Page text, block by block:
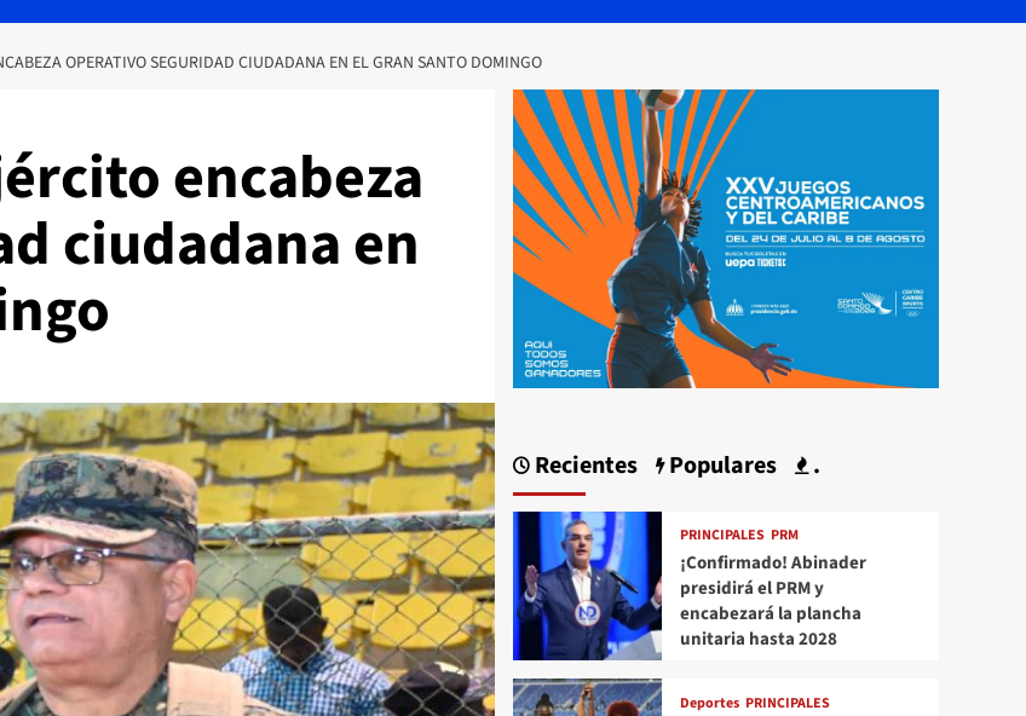
OPERATIVO SEGURIDAD CIUDADANA EN EL GRAN SANTO DOMINGO
encabeza
ciudadana en
Recientes Populares .
PRINCIPALES PRM
¡Confirmado! Abinader
presidirá el PRM y
encabezará la plancha
unitaria hasta 2028
Deportes PRINCIPALES